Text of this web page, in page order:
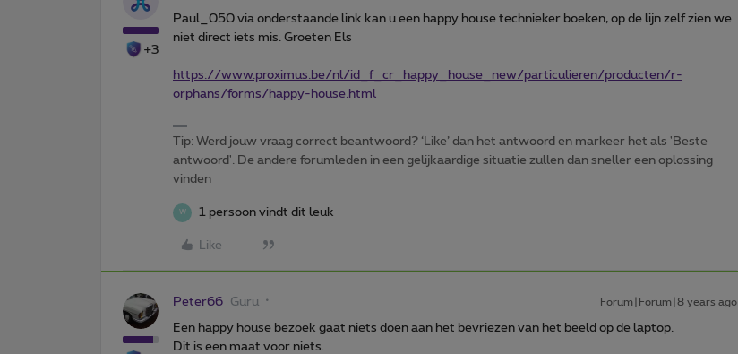
+3
Paul_050 via onderstaande link kan u een happy house technieker boeken, op de lijn zelf zien we
niet direct iets mis. Groeten Els
https://www.proximus.be/nl/id_f_cr_happy_house_new/particulieren/producten/r-
orphans/forms/happy-house.html
Tip: Werd jouw vraag correct beantwoord? ‘Like’ dan het antwoord en markeer het als 'Beste
antwoord'. De andere forumleden in een gelijkaardige situatie zullen dan sneller een oplossing
vinden
W 1 persoon vindt dit leuk
Like
Peter66 Guru Forum|Forum|8 years ago
Een happy house bezoek gaat niets doen aan het bevriezen van het beeld op de laptop.
Dit is een maat voor niets.